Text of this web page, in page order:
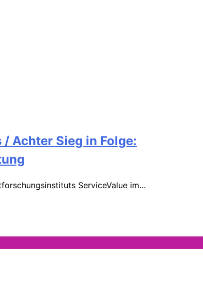
Achter Sieg in Folge:
ServiceValue im…